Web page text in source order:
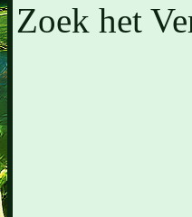
Zoek het